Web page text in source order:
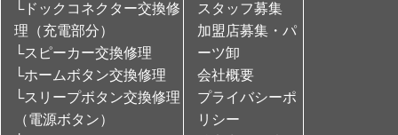
└ドックコネクター交換修
理（充電部分）
└スピーカー交換修理
└ホームボタン交換修理
└スリープボタン交換修理
（電源ボタン）
スタッフ募集
加盟店募集・パ
ーツ卸
会社概要
プライバシーポ
リシー